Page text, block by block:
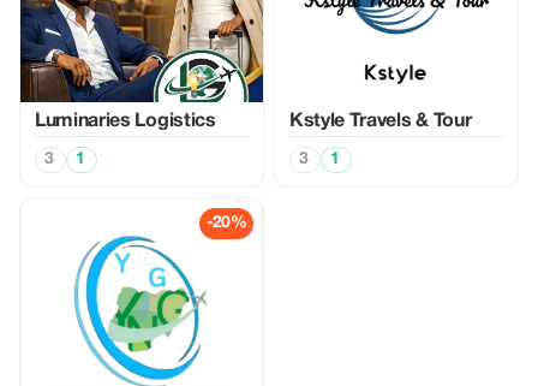
Luminaries Logistics
3 1
Kstyle Travels & Tour
3 1
-20%